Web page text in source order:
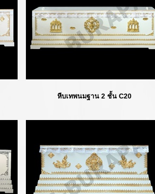
หีบเทพนมฐาน 2 ชั้น C20